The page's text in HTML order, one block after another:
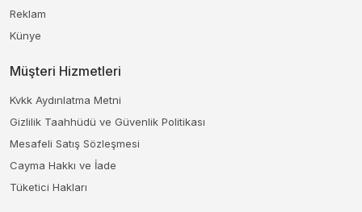
Reklam
Künye
Müşteri Hizmetleri
Kvkk Aydınlatma Metni
Gizlilik Taahhüdü ve Güvenlik Politikası
Mesafeli Satış Sözleşmesi
Cayma Hakkı ve İade
Tüketici Hakları